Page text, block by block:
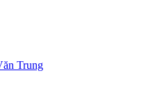
Trung